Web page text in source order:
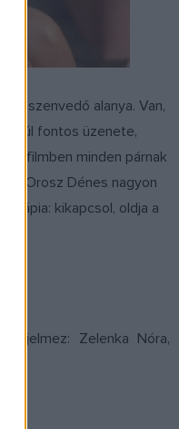
szenvedő alanya. Van,
túl fontos üzenete,
minden párnak
Orosz Dénes nagyon
kikapcsol, oldja a
jelmez: Zelenka Nóra,